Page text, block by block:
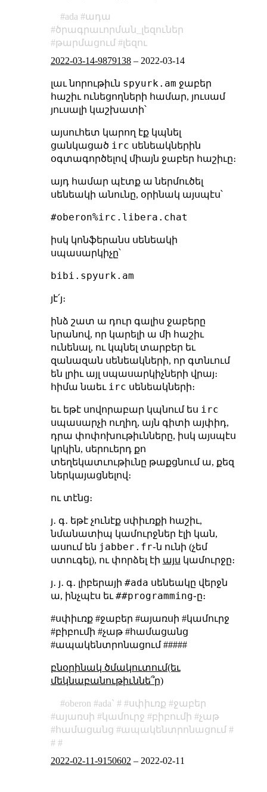
ada
ադա
ծրագրաւորման_լեզուներ
թարմացում
լեզու
2022-03-14-9879138– 2022-03-14
լաւ նորութիւն spyurk.am ջաբեր
հաշիւ ունեցողների համար, յուսամ
յուսալի կաշխատի՝
այսուհետ կարող էք կպնել
ցանկացած irc սենեակներին
օգտագործելով միայն ջաբեր հաշիւը։
այդ համար պէտք ա ներմուծել
սենեակի անունը, օրինակ այսպէս՝
#oberon%irc.libera.chat
իսկ կոնֆերանս սենեակի
սպասարկիչը՝
bibi.spyurk.am
յէ՛յ։
ինձ շատ ա դուր գալիս ջաբերը
նրանով, որ կարելի ա մի հաշիւ
ունենալ, ու կպնել տարբեր եւ
զանազան սենեակների, որ գտնւում
են լրիւ այլ սպասարկիչների վրայ։
հիմա նաեւ irc սենեակների։
եւ եթէ սովորաբար կպնում ես irc
սպասարչի ուղիղ, այն գիտի այփիդ,
դրա փոփոխութիւնները, իսկ այսպէս
կրկին, սերուերդ քո
տեղեկատւութիւնը թաքցնում ա, քեզ
ներկայացնելով։
ու տէնց։
յ․ գ․ եթէ չունէք սփիւռքի հաշիւ,
նմանատիպ կամուրջներ էլի կան,
ասում են jabber.fr֊ն ունի (չեմ
ստուգել), ու փորձել էի այս կամուրջը։
յ․ յ․ գ․ լիբերայի #ada սենեակը վերջն
ա, ինչպէս եւ ##programming֊ը։
#սփիւռք #ջաբեր #այառսի #կամուրջ
#բիբումի #չաթ #համացանց
#ապակենտրոնացում #####
բնօրինակ ծմակուտում(եւ
մեկնաբանութիւննե՞ր)
oberon ada` սփիւռք
ջաբեր
այառսի
կամուրջ բիբումի
չաթ
համացանց
ապակենտրոնացում
2022-02-11-9150602 – 2022-02-11